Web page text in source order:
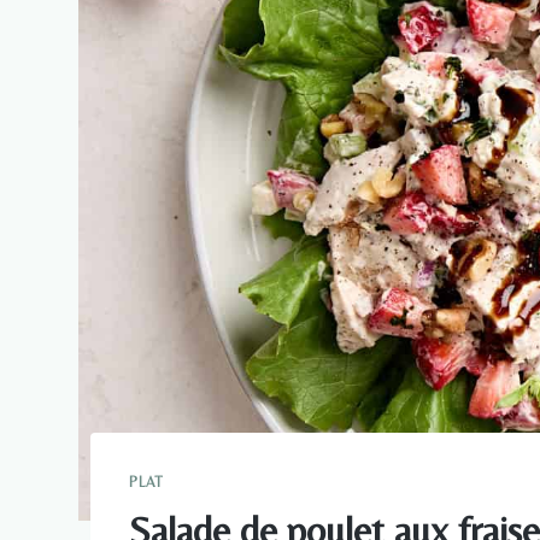
PLAT
Salade de poulet aux